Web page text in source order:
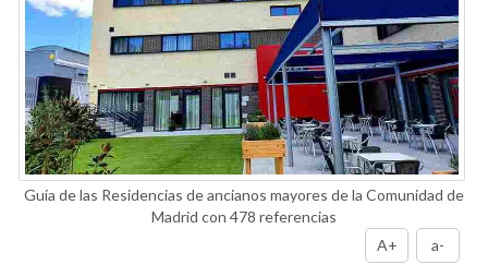
Guía de las Residencias de ancianos mayores de la Comunidad de
Madrid con 478 referencias
A+
a-